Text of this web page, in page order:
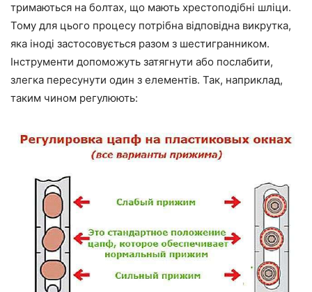
тримаються на болтах, що мають хрестоподібні шліци.
Тому для цього процесу потрібна відповідна викрутка,
яка іноді застосовується разом з шестигранником.
Інструменти допоможуть затягнути або послабити,
злегка пересунути один з елементів. Так, наприклад,
таким чином регулюють: